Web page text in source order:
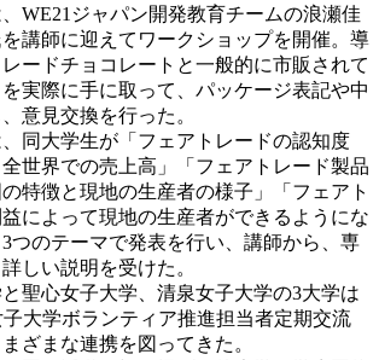
WE21ジャパン開発教育チームの浪瀬佳
講師に迎えてワークショップを開催。導
ードチョコレートと一般的に市販されて
実際に手に取って、パッケージ表記や中
意見交換を行った。
同大学生が「フェアトレードの認知度
全世界での売上高」「フェアトレード製品
特徴と現地の生産者の様子」「フェアト
によって現地の生産者ができるようにな
つのテーマで発表を行い、講師から、専
しい説明を受けた。
聖心女子大学、清泉女子大学の3大学は
子大学ボランティア推進担当者定期交流
ざまな連携を図ってきた。